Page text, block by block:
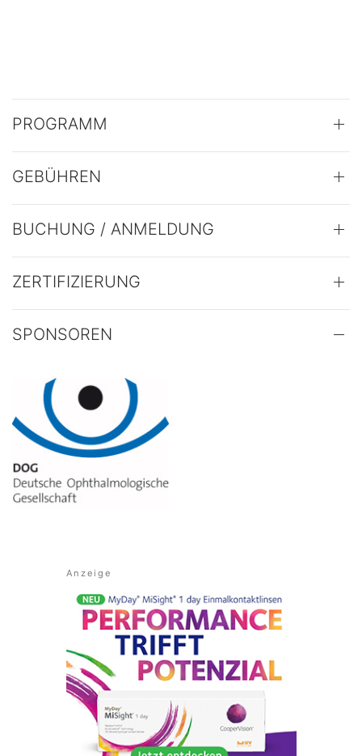
PROGRAMM
GEBÜHREN
BUCHUNG / ANMELDUNG
ZERTIFIZIERUNG
SPONSOREN